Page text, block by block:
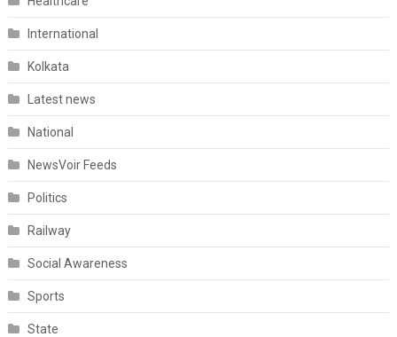
International
Kolkata
Latest news
National
NewsVoir Feeds
Politics
Railway
Social Awareness
Sports
State